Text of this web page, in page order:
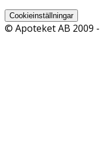
Cookieinställningar
© Apoteket AB 2009 -